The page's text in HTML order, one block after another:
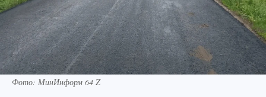
Фото: МинИнформ 64 Z